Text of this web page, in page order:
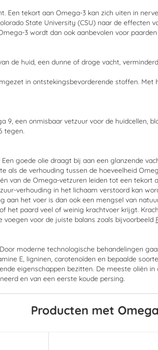
Een tekort aan Omega-3 kan zich uiten in
State University (CSU) naar de
3 wordt dan ook aanbevolen voor
de huid, een dunne of droge vacht,
in ontstekingsbevorderende stoffen.
9, een onmisbaar vetzuur voor de huidcellen,
tegen.
goede olie draagt bij aan een glanzende
de verhouding tussen de hoeveelheid
van de Omega-vetzuren leiden tot een
verhouding in het lichaam verstoord kan
aan het voer is dan ook een mengsel van
het paard veel of weinig krachtvoer krijgt.
voor de juiste balans zoals bijvoorbeeld
moderne technologische behandelingen
E, ligninen, carotenoïden en bepaalde
eigenschappen bezitten. De meeste oliën
en van een eerste koude persing.
Producten met